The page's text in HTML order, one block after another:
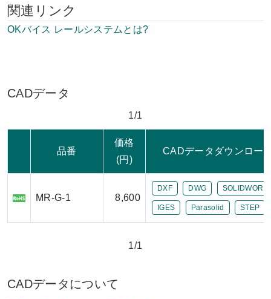
関連リンク
OKバイス レールシステムとは?
CADデータ
1/1
品番
価格
(円)
CADデータダウンロー
MR-G-1 8,600
DXF DWG
IGES Parasolid STEP
1/1
CADデータについて